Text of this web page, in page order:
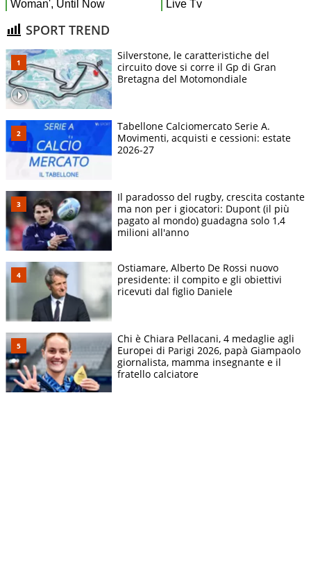
SPORT TREND
Silverstone, le caratteristiche del
circuito dove si corre il Gp di Gran
Bretagna del Motomondiale
Tabellone Calciomercato Serie A.
Movimenti, acquisti e cessioni: estate
2026-27
Il paradosso del rugby, crescita costante
ma non per i giocatori: Dupont (il più
pagato al mondo) guadagna solo 1,4
milioni all'anno
Ostiamare, Alberto De Rossi nuovo
presidente: il compito e gli obiettivi
ricevuti dal figlio Daniele
Chi è Chiara Pellacani, 4 medaglie agli
Europei di Parigi 2026, papà Giampaolo
giornalista, mamma insegnante e il
fratello calciatore